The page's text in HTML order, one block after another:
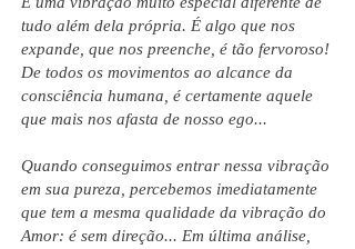
tudo além dela própria. É algo que nos
expande, que nos preenche, é tão fervoroso!
De todos os movimentos ao alcance da
consciência humana, é certamente aquele
que mais nos afasta de nosso ego...
Quando conseguimos entrar nessa vibração
em sua pureza, percebemos imediatamente
que tem a mesma qualidade da vibração do
Amor: é sem direção... Em última análise,